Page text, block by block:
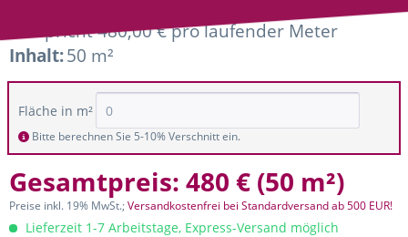
entspricht 480,00 € pro laufender Meter
Inhalt:50 m²
Fläche in m²
Bitte berechnen Sie 5-10% Verschnitt ein.
Gesamtpreis: 480 € (50 m²)
Preise inkl. 19% MwSt.;Versandkostenfrei bei Standardversand ab 500 EUR!
Lieferzeit 1-7 Arbeitstage, Express-Versand möglich